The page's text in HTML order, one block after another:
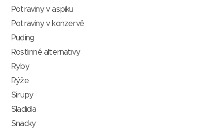
Potraviny v aspiku
Potraviny v konzervě
Puding
Rostlinné alternativy
Ryby
Rýže
Sirupy
Sladidla
Snacky